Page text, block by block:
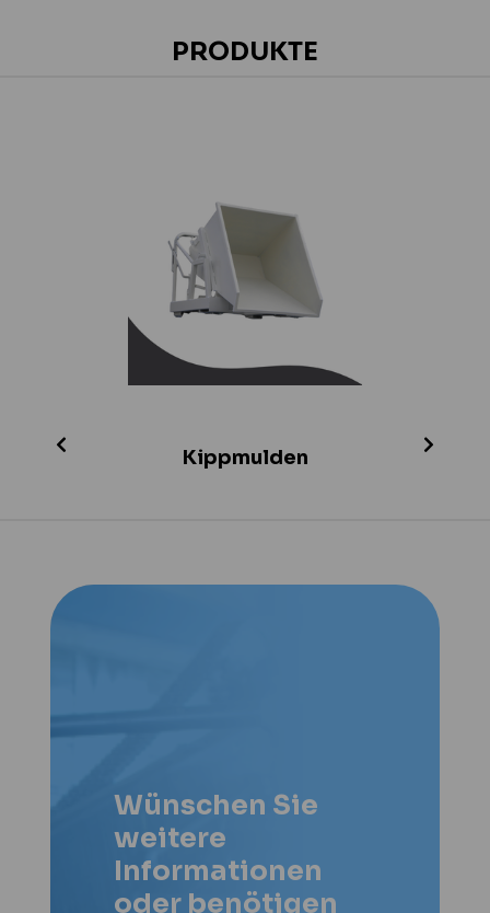
PRODUKTE
Kippmulden
Wünschen Sie
weitere
Informationen
oder benötigen